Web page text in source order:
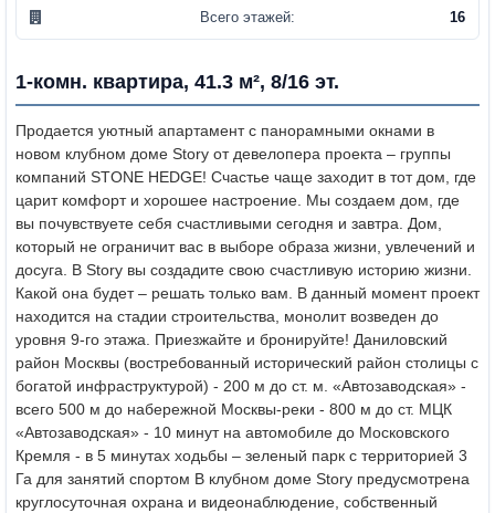
Всего этажей: 16
1-комн. квартира, 41.3 м², 8/16 эт.
Продается уютный апартамент с панорамными окнами в
новом клубном доме Story от девелопера проекта – группы
компаний STONE HEDGE! Счастье чаще заходит в тот дом, где
царит комфорт и хорошее настроение. Мы создаем дом, где
вы почувствуете себя счастливыми сегодня и завтра. Дом,
который не ограничит вас в выборе образа жизни, увлечений и
досуга. В Story вы создадите свою счастливую историю жизни.
Какой она будет – решать только вам. В данный момент проект
находится на стадии строительства, монолит возведен до
уровня 9-го этажа. Приезжайте и бронируйте! Даниловский
район Москвы (востребованный исторический район столицы с
богатой инфраструктурой) - 200 м до ст. м. «Автозаводская» -
всего 500 м до набережной Москвы-реки - 800 м до ст. МЦК
«Автозаводская» - 10 минут на автомобиле до Московского
Кремля - в 5 минутах ходьбы – зеленый парк с территорией 3
Га для занятий спортом В клубном доме Story предусмотрена
круглосуточная охрана и видеонаблюдение, собственный